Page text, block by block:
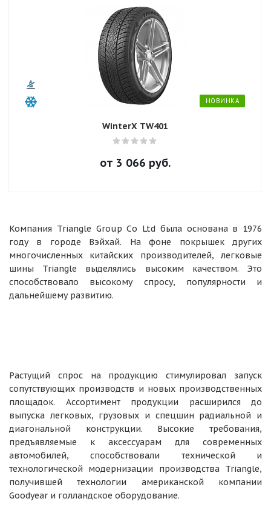
НОВИНКА
WinterX TW401
от 3 066 руб.
Компания Triangle Group Co Ltd была основана в 1976
году в городе Вэйхай. На фоне покрышек других
многочисленных китайских производителей, легковые
шины Triangle выделялись высоким качеством. Это
способствовало высокому спросу, популярности и
дальнейшему развитию.
Растущий спрос на продукцию стимулировал запуск
сопутствующих производств и новых производственных
площадок. Ассортимент продукции расширился до
выпуска легковых, грузовых и спецшин радиальной и
диагональной конструкции. Высокие требования,
предъявляемые к аксессуарам для современных
автомобилей, способствовали технической и
технологической модернизации производства Triangle,
получившей технологии американской компании
Goodyear и голландское оборудование.